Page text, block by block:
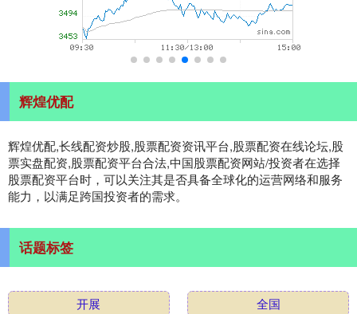
辉煌优配
辉煌优配,长线配资炒股,股票配资资讯平台,股票配资在线论坛,股
票实盘配资,股票配资平台合法,中国股票配资网站/投资者在选择
股票配资平台时，可以关注其是否具备全球化的运营网络和服务
能力，以满足跨国投资者的需求。
话题标签
开展
全国